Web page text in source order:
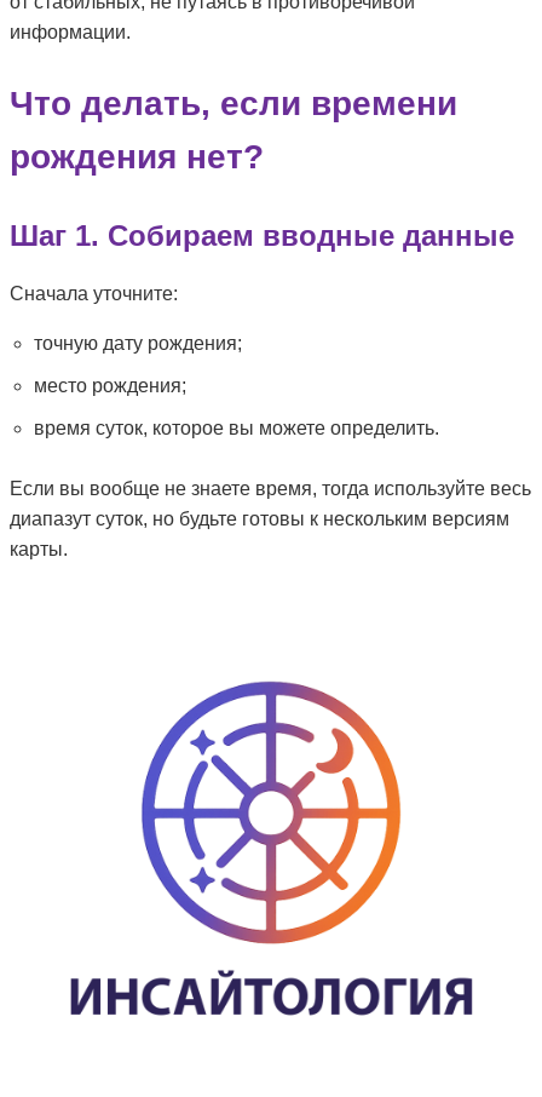
информации.
Что делать, если времени
рождения нет?
Шаг 1. Собираем вводные данные
Сначала уточните:
точную дату рождения;
место рождения;
время суток, которое вы можете определить.
Если вы вообще не знаете время, тогда используйте весь
диапазут суток, но будьте готовы к нескольким версиям
карты.